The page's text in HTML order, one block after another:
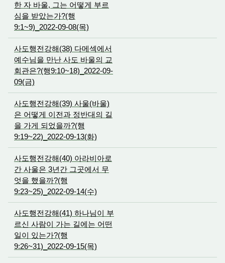
한 자 바울, 그는 어떻게 부르
심을 받았는가?(행
9:1~9)_2022-09-08(목)
사도행전강해(38) 다메섹에서
예수님을 만난 사도 바울의 교
회관은?(행9:10~18)_2022-09-
09(금)
사도행전강해(39) 사울(바울)
은 어떻게 이전과 정반대의 길
을 가게 되었을까?(행
9:19~22)_2022-09-13(화)
사도행전강해(40) 아라비아로
간 사울은 3년간 그곳에서 무
엇을 했을까?(행
9:23~25)_2022-09-14(수)
사도행전강해(41) 하나님이 부
르신 사람이 가는 길에는 어떤
일이 있는가?(행
9:26~31)_2022-09-15(목)